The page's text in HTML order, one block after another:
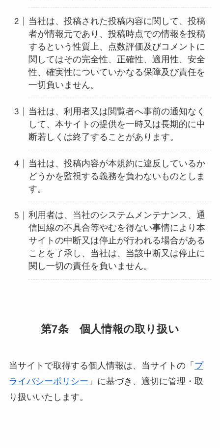
当社は、投稿された投稿内容に関して、投稿
者が情報元であり、投稿時点での情報を投稿
するという性質上、点数評価及びコメントに
関してはその完全性、正確性、適用性、安全
性、確実性についていかなる保障及び責任を
一切負いません。
当社は、利用者又は閲覧者へ事前の通知なく
して、本サイトの提供を一時又は長期的に中
断若しくは終了することがあります。
当社は、投稿内容が本規約に違反しているか
どうかを監視する義務を負わないものとしま
す。
利用者は、当社のシステムメンテナンス、通
信回線の不具合等やむを得ない事情により本
サイトの中断又は停止が行われる場合がある
ことを了承し、当社は、当該中断又は停止に
関し一切の責任を負いません。
第7条 個人情報の取り扱い
当サイトで取得する個人情報は、当サイトの「 プ
ライバシーポリシー 」に基づき、適切に管理・取
り扱いいたします。